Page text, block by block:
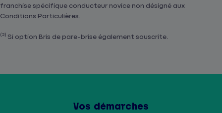
franchise spécifique conducteur novice non désigné aux
Conditions Particulières.
(2) Si option Bris de pare-brise également souscrite.
Vos démarches